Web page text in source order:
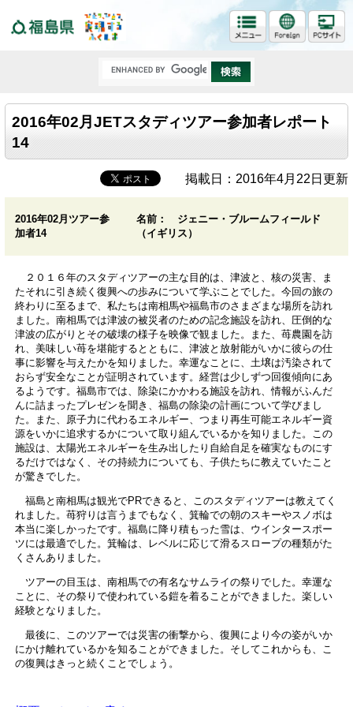
2016年02月JETスタディツアー参加者レポート
14
掲載日：2016年4月22日更新
2016年02月ツアー参
加者14
名前： ジェニー・ブルームフィールド
（イギリス）
２０１６年のスタディツアーの主な目的は、津波と、核の災害、ま
たそれに引き続く復興への歩みについて学ぶことでした。今回の旅の
終わりに至るまで、私たちは南相馬や福島市のさまざまな場所を訪れ
ました。南相馬では津波の被災者のための記念施設を訪れ、圧倒的な
津波の広がりとその破壊の様子を映像で観ました。また、苺農園を訪
れ、美味しい苺を堪能するとともに、津波と放射能がいかに彼らの仕
事に影響を与えたかを知りました。幸運なことに、土壌は汚染されて
おらず安全なことが証明されています。経営は少しずつ回復傾向にあ
るようです。福島市では、除染にかかわる施設を訪れ、情報がふんだ
んに詰まったプレゼンを聞き、福島の除染の計画について学びまし
た。また、原子力に代わるエネルギー、つまり再生可能エネルギー資
源をいかに追求するかについて取り組んでいるかを知りました。この
施設は、太陽光エネルギーを生み出したり自給自足を確実なものにす
るだけではなく、その持続力についても、子供たちに教えていたこと
が驚きでした。
福島と南相馬は観光でPRできると、このスタディツアーは教えてく
れました。苺狩りは言うまでもなく、箕輪での朝のスキーやスノボは
本当に楽しかったです。福島に降り積もった雪は、ウインタースポー
ツには最適でした。箕輪は、レベルに応じて滑るスロープの種類がた
くさんありました。
ツアーの目玉は、南相馬での有名なサムライの祭りでした。幸運な
ことに、その祭りで使われている鎧を着ることができました。楽しい
経験となりました。
最後に、このツアーでは災害の衝撃から、復興により今の姿がいか
にかけ離れているかを知ることができました。そしてこれからも、こ
の復興はきっと続くことでしょう。